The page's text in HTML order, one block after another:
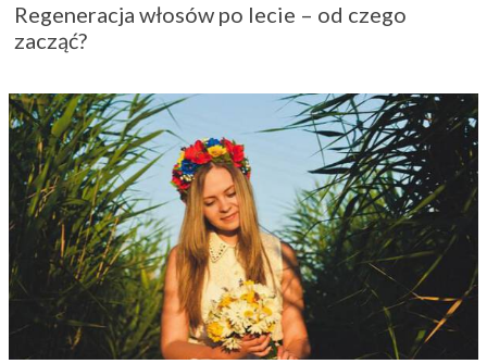
Regeneracja włosów po lecie – od czego
zacząć?